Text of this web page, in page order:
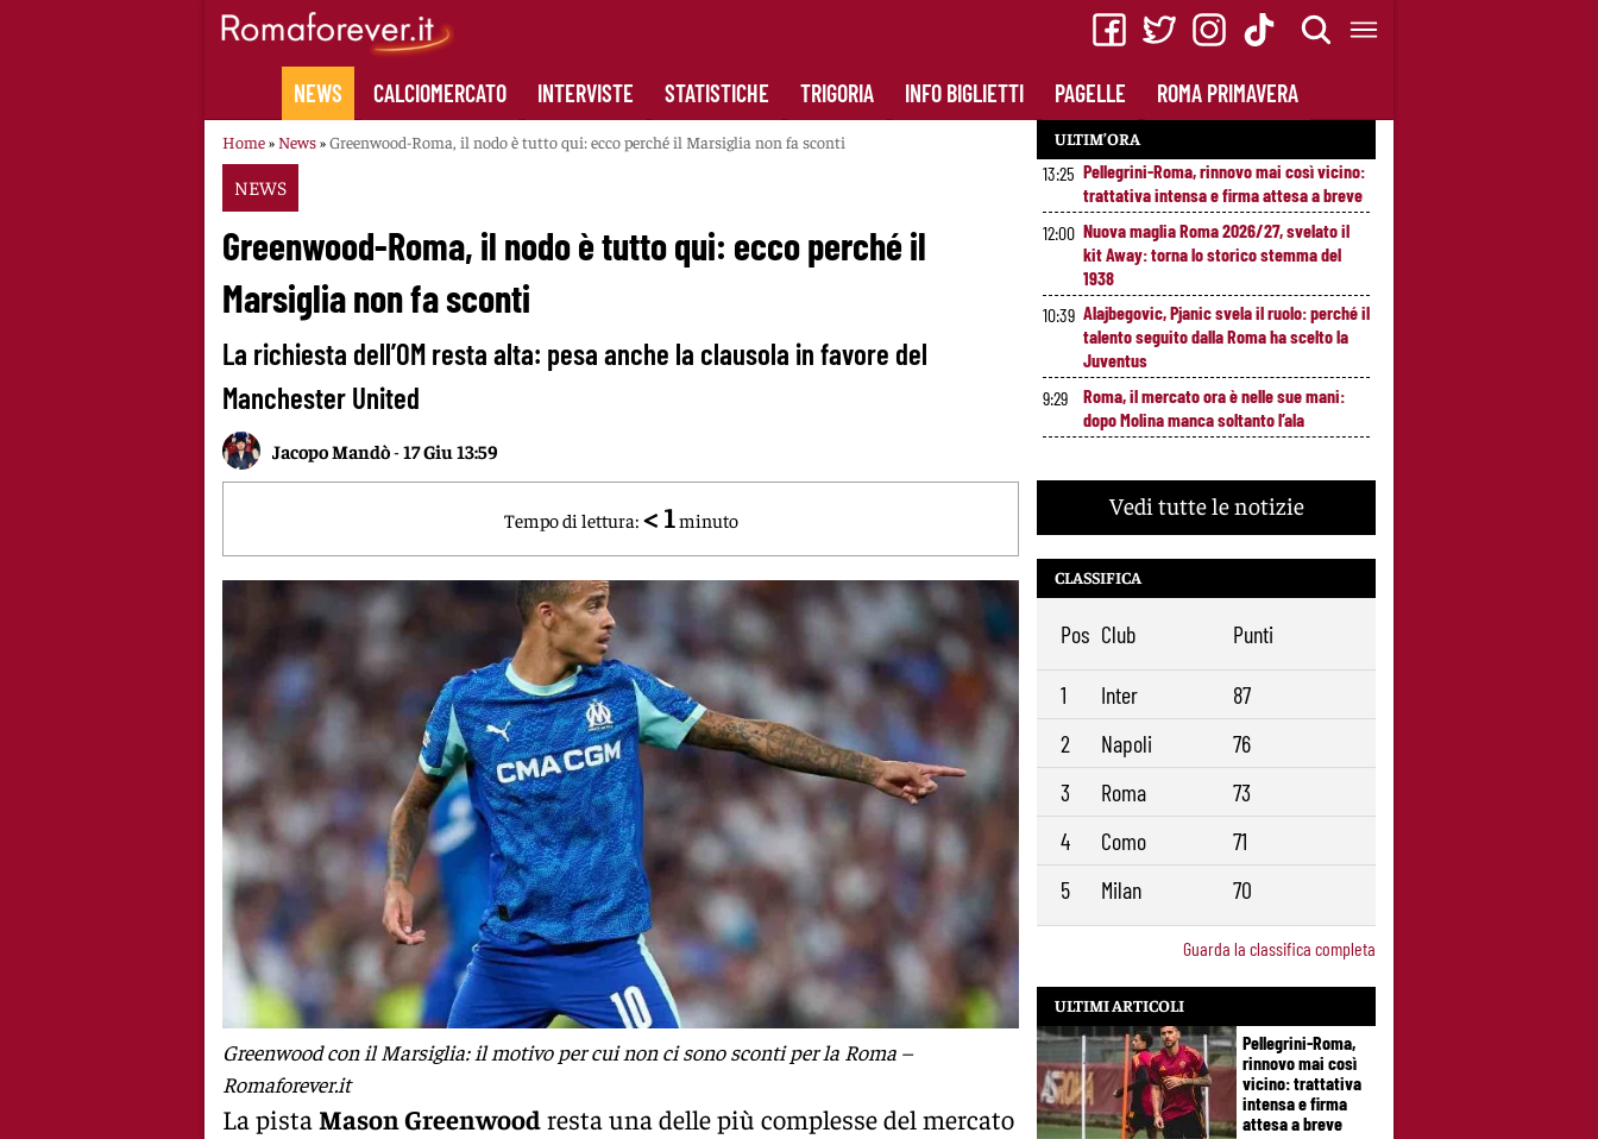
NEWS CALCIOMERCATO INTERVISTE STATISTICHE TRIGORIA INFO BIGLIETTI PAGELLE ROMA PRIMAVERA
Home» News»Greenwood-Roma, il nodo è tutto qui: ecco perché il Marsiglia non fa sconti
NEWS
Greenwood-Roma, il nodo è tutto qui: ecco perché il
Marsiglia non fa sconti
La richiesta dell’OM resta alta: pesa anche la clausola in favore del
Manchester United
Jacopo Mandò-17 Giu 13:59
Tempo di lettura: < 1 minuto
Greenwood con il Marsiglia: il motivo per cui non ci sono sconti per la Roma –
Romaforever.it
La pista Mason Greenwoodresta una delle più complesse del mercato
ULTIM’ORA
13:25 Pellegrini-Roma, rinnovo mai così vicino:
trattativa intensa e firma attesa a breve
12:00 Nuova maglia Roma 2026/27, svelato il
kit Away: torna lo storico stemma del
1938
10:39 Alajbegovic, Pjanic svela il ruolo: perché il
talento seguito dalla Roma ha scelto la
Juventus
9:29
Roma, il mercato ora è nelle sue mani:
dopo Molina manca soltanto l’ala
Vedi tutte le notizie
CLASSIFICA
Pos Club Punti
1 Inter
87
2
Napoli
76
3
Roma
73
4
Como
71
5
Milan 70
Guarda la classifica completa
ULTIMI ARTICOLI
Pellegrini-Roma,
rinnovo mai così
vicino: trattativa
intensa e firma
attesa a breve